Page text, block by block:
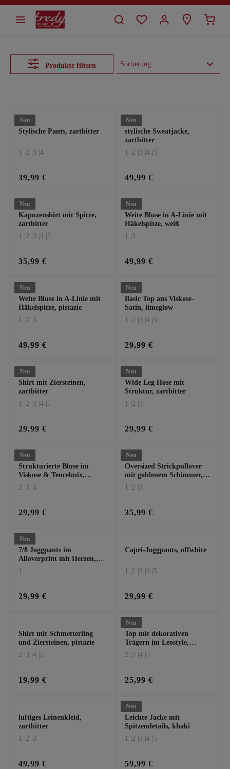
springen
Produkte filtern
Neu
Stylische Pants, zartbitter
1 | 2 | 3 | 4
39,99 €
Neu
stylische Sweatjacke,
zartbitter
1 | 2 | 3 | 4 | 5
49,99 €
Neu
Kapuzenshirt mit Spitze,
zartbitter
1 | 2 | 3 | 4 | 5
35,99 €
Neu
Weite Bluse in A-Linie mit
Häkelspitze, weiß
1 | 3
49,99 €
Neu
Weite Bluse in A-Linie mit
Häkelspitze, pistazie
1 | 2 | 3
49,99 €
Neu
Basic Top aus Viskose-
Satin, limeglow
1 | 2 | 3 | 4 | 5
29,99 €
Neu
Shirt mit Ziersteinen,
zartbitter
1 | 2 | 3 | 4 | 5
29,99 €
Neu
Wide Leg Hose mit
Struktur, zartbitter
1 | 2 | 3
29,99 €
Neu
Strukturierte Bluse im
Viskose & Tencelmix,
zartbitter
2 | 3 | 4
29,99 €
Neu
Oversized Strickpullover
mit goldenem Schimmer,
zartbitter
1 | 2 | 3
35,99 €
Neu
7/8 Joggpants im
Alloverprint mit Herzen,
pistazie
1
29,99 €
Capri-Joggpants, offwhite
1 | 2 | 3 | 4 | 5
29,99 €
Shirt mit Schmetterling
und Ziersteinen, pistazie
2 | 3 | 4 | 5
19,99 €
Neu
Top mit dekorativen
Trägern im Leostyle,
schwarz
2 | 3 | 4 | 5
25,99 €
luftiges Leinenkleid,
zartbitter
1 | 2 | 3
49,99 €
Neu
Leichte Jacke mit
Spitzendetails, khaki
1 | 2 | 3 | 4 | 5
59,99 €